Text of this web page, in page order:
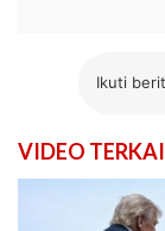
Ikuti
VIDEO